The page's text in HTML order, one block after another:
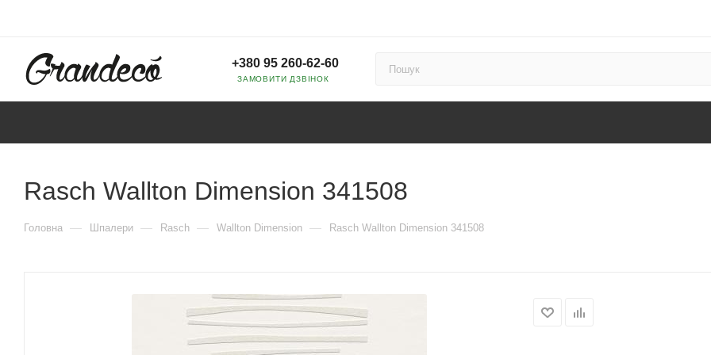
+380 95 260-62-60
ЗАМОВИТИ ДЗВІНОК
Rasch Wallton Dimension 341508
Головна — Шпалери — Rasch — Wallton Dimension — Rasch Wallton Dimension 341508